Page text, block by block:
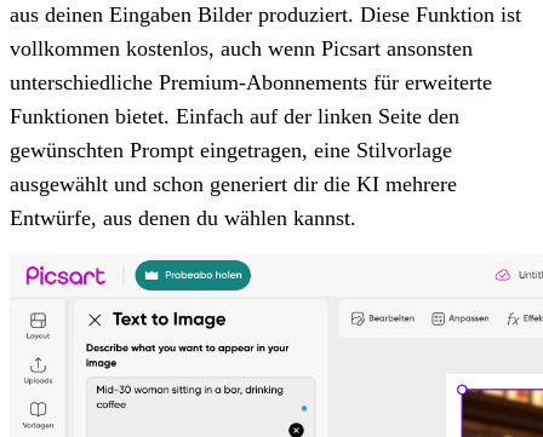
aus deinen Eingaben Bilder produziert. Diese Funktion ist
vollkommen kostenlos, auch wenn Picsart ansonsten
unterschiedliche Premium-Abonnements für erweiterte
Funktionen bietet. Einfach auf der linken Seite den
gewünschten Prompt eingetragen, eine Stilvorlage
ausgewählt und schon generiert dir die KI mehrere
Entwürfe, aus denen du wählen kannst.